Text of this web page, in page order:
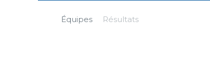
Équipes Résultats